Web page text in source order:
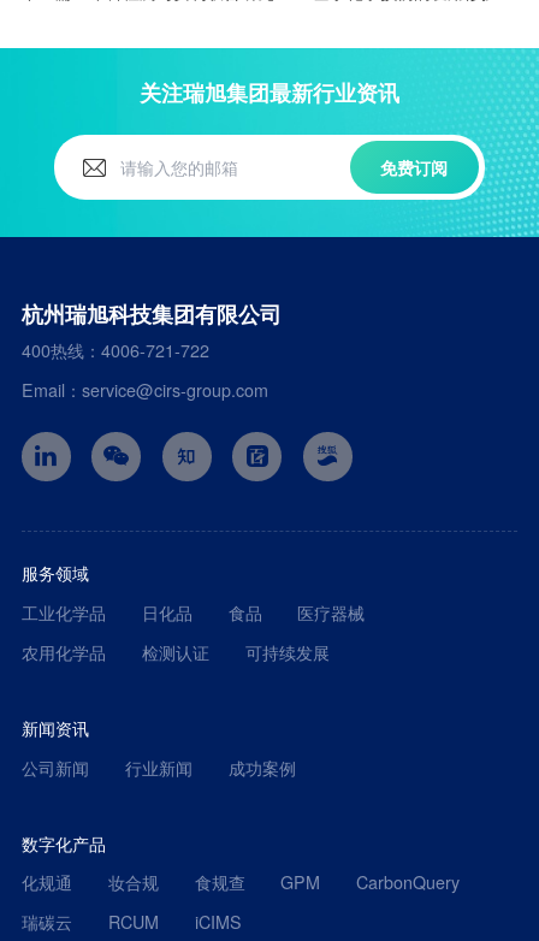
关注瑞旭集团最新行业资讯
免费订阅
杭州瑞旭科技集团有限公司
400热线：4006-721-722
Email：service@cirs-group.com
服务领域
工业化学品
日化品 食品
医疗器械
农用化学品
检测认证 可持续发展
新闻资讯
公司新闻
行业新闻 成功案例
数字化产品
化规通
妆合规 食规查 GPM
CarbonQuery
瑞碳云
RCUM iCIMS